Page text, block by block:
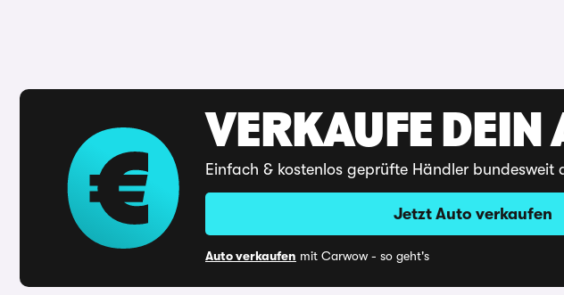
VERKAUFE DEIN
Einfach & kostenlos geprüfte Händler bundesweit
Jetzt Auto verkaufen
Auto verkaufen mit Carwow - so geht's